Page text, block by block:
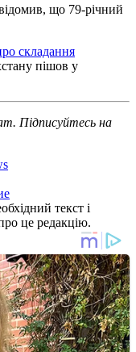
що 79-річний
складання
пішов у
Підписуйтесь на
текст і
це редакцію.